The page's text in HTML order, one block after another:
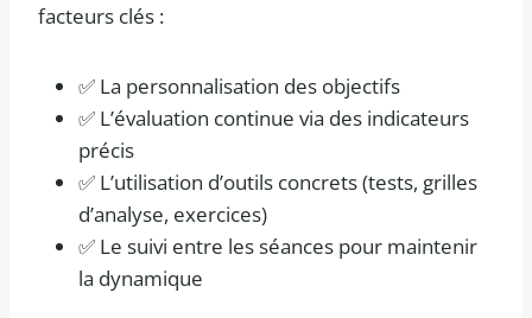
facteurs clés :
✅ La personnalisation des objectifs
✅ L’évaluation continue via des indicateurs
précis
✅ L’utilisation d’outils concrets (tests, grilles
d’analyse, exercices)
✅ Le suivi entre les séances pour maintenir
la dynamique